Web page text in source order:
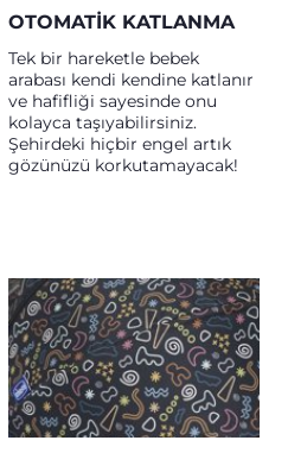
OTOMATIK KATLANMA
Tek bir hareketle bebek
arabası kendi kendine katlanır
ve hafifliği sayesinde onu
kolayca taşıyabilirsiniz.
Şehirdeki hiçbir engel artık
gözünüzü korkutamayacak!